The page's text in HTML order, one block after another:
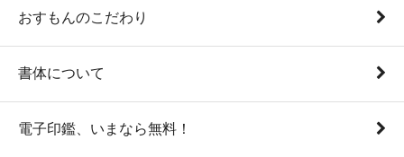
おすもんのこだわり
書体について
電子印鑑、いまなら無料！